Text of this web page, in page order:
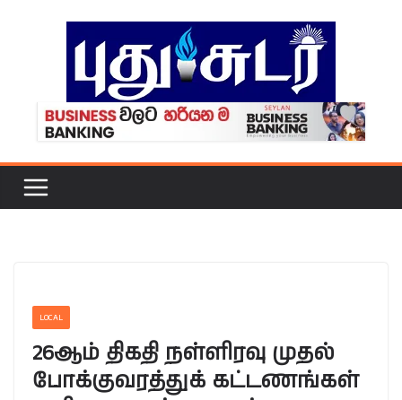
LOCAL
26ஆம் திகதி நள்ளிரவு முதல்
போக்குவரத்துக் கட்டணங்கள்